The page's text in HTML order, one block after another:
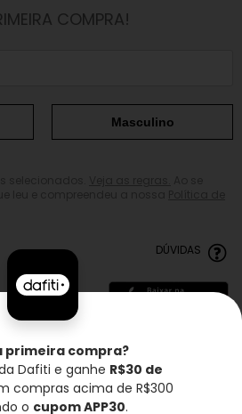
COMPRA!
Masculino
DÚVIDAS
Troca grátis Entrega rápida
primeira compra?
Dafiti e ganhe R$30 de
compras acima de R$300
o cupom APP30.